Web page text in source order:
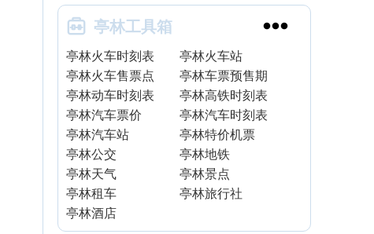
 亭林工具箱 
亭林火车时刻表
亭林火车站
亭林火车售票点
亭林车票预售期
亭林动车时刻表
亭林高铁时刻表
亭林汽车票价
亭林汽车时刻表
亭林汽车站
亭林特价机票
亭林公交
亭林地铁
亭林天气
亭林景点
亭林租车
亭林旅行社
亭林酒店